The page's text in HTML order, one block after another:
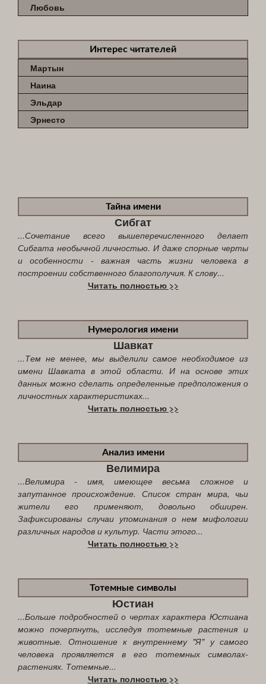
Любовь
Интерес читателей
Мартын
Наина
Эльдар
Эрнесто
Тайна имени
Сибгат
...Сочетание всего вышеперечисленного делает
Сибгата необычной личностью. И даже спорные черты
и особенности - важная часть жизни человека в
построении собственного благополучия. К слову...
Читать полностью >>
Нумерология имени
Шавкат
...Тем не менее, мы выделили самое необходимое из
имени Шавката в этой области. И на основе этих
данных можно сделать определенные предположения о
личностных характеристиках...
Читать полностью >>
Анализ имени
Велимира
...Велимира - имя, имеющее весьма сложное и
запутанное происхождение. Список стран мира, чьи
жители его применяют, довольно обширен.
Зафиксированы случаи упоминания о нем мифологии
различных народов и культур. Части этого...
Читать полностью >>
Тотемные символы
Юстиан
...Больше подробностей о чертах характера Юстиана
можно почерпнуть, исследуя тотемные растения и
животные. Отношение к внутреннему "Я" у самого
человека проявляется в его тотемных символах-
растениях. Тотемные...
Читать полностью >>